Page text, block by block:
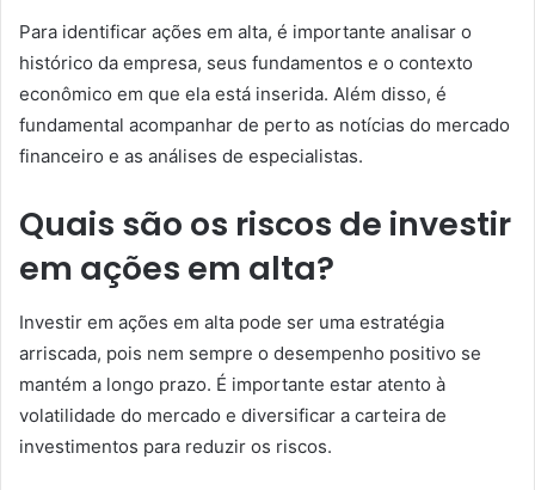
Para identificar ações em alta, é importante analisar o
histórico da empresa, seus fundamentos e o contexto
econômico em que ela está inserida. Além disso, é
fundamental acompanhar de perto as notícias do mercado
financeiro e as análises de especialistas.
Quais são os riscos de investir
em ações em alta?
Investir em ações em alta pode ser uma estratégia
arriscada, pois nem sempre o desempenho positivo se
mantém a longo prazo. É importante estar atento à
volatilidade do mercado e diversificar a carteira de
investimentos para reduzir os riscos.